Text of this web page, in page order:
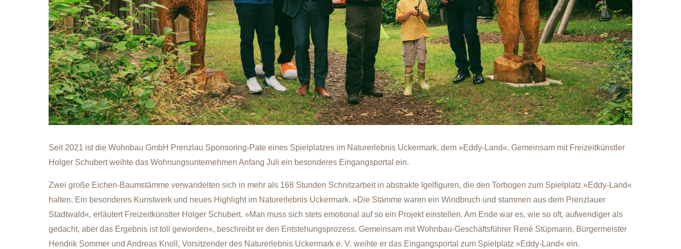
Seit 2021 ist die Wohnbau GmbH Prenzlau Sponsoring-Pate eines Spielplatzes im Naturerlebnis Uckermark, dem »Eddy-Land«. Gemeinsam mit Freizeitkünstler
Holger Schubert weihte das Wohnungsunternehmen Anfang Juli ein besonderes Eingangsportal ein.
Zwei große Eichen-Baumstämme verwandelten sich in mehr als 168 Stunden Schnitzarbeit in abstrakte Igelfiguren, die den Torbogen zum Spielplatz »Eddy-Land«
halten. Ein besonderes Kunstwerk und neues Highlight im Naturerlebnis Uckermark. »Die Stämme waren ein Windbruch und stammen aus dem Prenzlauer
Stadtwald«, erläutert Freizeitkünstler Holger Schubert. »Man muss sich stets emotional auf so ein Projekt einstellen. Am Ende war es, wie so oft, aufwendiger als
gedacht, aber das Ergebnis ist toll geworden«, beschreibt er den Entstehungsprozess. Gemeinsam mit Wohnbau-Geschäftsführer René Stüpmann, Bürgermeister
Hendrik Sommer und Andreas Knoll, Vorsitzender des Naturerlebnis Uckermark e. V. weihte er das Eingangsportal zum Spielplatz »Eddy-Land« ein.